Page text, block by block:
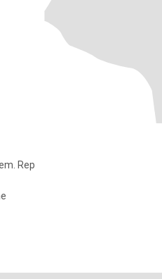
Rep